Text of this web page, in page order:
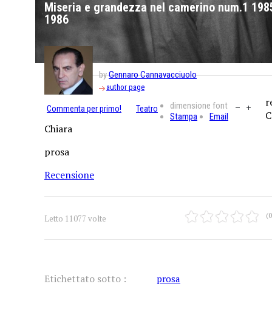
Miseria e grandezza nel camerino num.1
1986
byGennaro Cannavacciuolo
author page
Commenta per primo! Teatro
dimensione font
Stampa
Email
Chiara
prosa
Recensione
Letto 11077 volte
Etichettato sotto : prosa